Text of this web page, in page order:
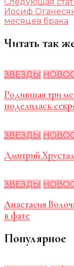
Иосиф
месяцев брака
Читать так
ЗВЕЗДЫ
Родившая три
поделилась
ЗВЕЗДЫ
Дмитрий
ЗВЕЗДЫ
Анастасия
в фате
Популярное